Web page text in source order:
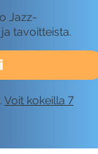
Jazz-
tavoitteista.
Voit kokeilla 7